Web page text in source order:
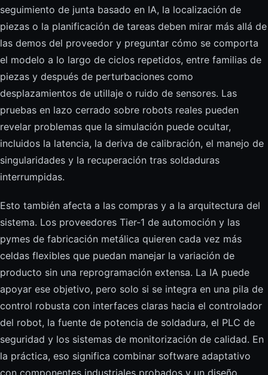
seguimiento de junta basado en IA, la localización de
piezas o la planificación de tareas deben mirar más allá de
las demos del proveedor y preguntar cómo se comporta
el modelo a lo largo de ciclos repetidos, entre familias de
piezas y después de perturbaciones como
desplazamientos de utillaje o ruido de sensores. Las
pruebas en lazo cerrado sobre robots reales pueden
revelar problemas que la simulación puede ocultar,
incluidos la latencia, la deriva de calibración, el manejo de
singularidades y la recuperación tras soldaduras
interrumpidas.
Esto también afecta a las compras y a la arquitectura del
sistema. Los proveedores Tier-1 de automoción y las
pymes de fabricación metálica quieren cada vez más
celdas flexibles que puedan manejar la variación de
producto sin una reprogramación extensa. La IA puede
apoyar ese objetivo, pero solo si se integra en una pila de
control robusta con interfaces claras hacia el controlador
del robot, la fuente de potencia de soldadura, el PLC de
seguridad y los sistemas de monitorización de calidad. En
la práctica, eso significa combinar software adaptativo